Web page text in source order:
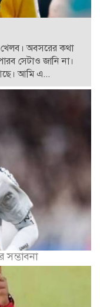
অবসরের কথা
সেটাও জানি না।
আছে। আমি এ...
সম্ভাবনা